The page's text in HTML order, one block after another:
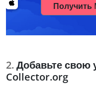
Получить
Добавьте свою
Collector.org